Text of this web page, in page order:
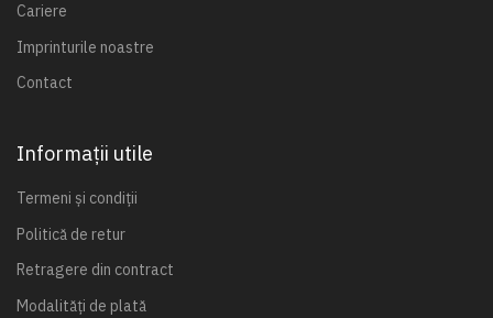
Cariere
Imprinturile noastre
Contact
Informații utile
Termeni și condiții
Politică de retur
Retragere din contract
Modalități de plată